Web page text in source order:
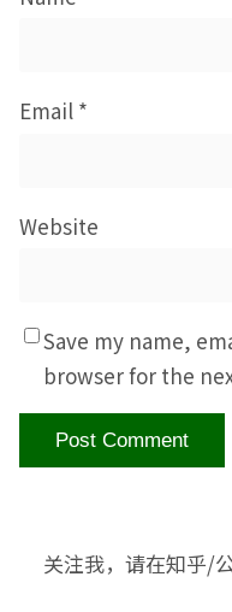
Email *
Website
Save my name,
browser for the
关注我，请在知乎/